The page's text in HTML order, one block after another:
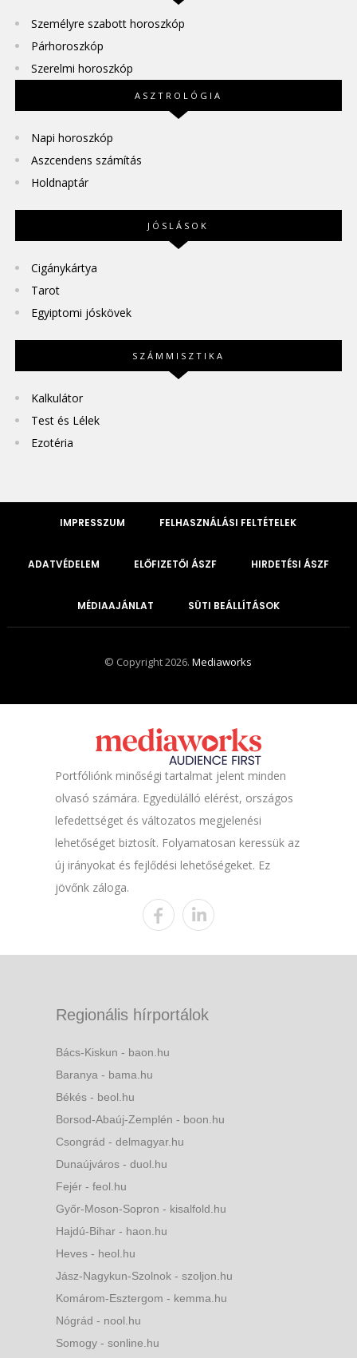
Személyre szabott horoszkóp
Párhoroszkóp
Szerelmi horoszkóp
ASZTROLÓGIA
Napi horoszkóp
Aszcendens számítás
Holdnaptár
JÓSLÁSOK
Cigánykártya
Tarot
Egyiptomi jóskövek
SZÁMMISZTIKA
Kalkulátor
Test és Lélek
Ezotéria
IMPRESSZUM FELHASZNÁLÁSI FELTÉTELEK
ADATVÉDELEM ELŐFIZETŐI ÁSZF HIRDETÉSI ÁSZF
MÉDIAAJÁNLAT SÜTI BEÁLLÍTÁSOK
© Copyright 2026.Mediaworks
Portfóliónk minőségi tartalmat jelent minden
olvasó számára. Egyedülálló elérést, országos
lefedettséget és változatos megjelenési
lehetőséget biztosít. Folyamatosan keressük az
új irányokat és fejlődési lehetőségeket. Ez
jövőnk záloga.
Regionális hírportálok
Bács-Kiskun - baon.hu
Baranya - bama.hu
Békés - beol.hu
Borsod-Abaúj-Zemplén - boon.hu
Csongrád - delmagyar.hu
Dunaújváros - duol.hu
Fejér - feol.hu
Győr-Moson-Sopron - kisalfold.hu
Hajdú-Bihar - haon.hu
Heves - heol.hu
Jász-Nagykun-Szolnok - szoljon.hu
Komárom-Esztergom - kemma.hu
Nógrád - nool.hu
Somogy - sonline.hu